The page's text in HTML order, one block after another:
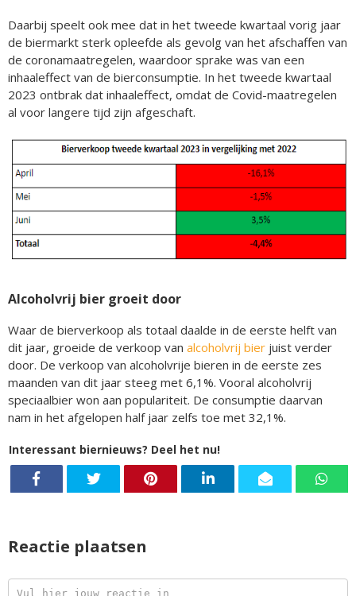
Daarbij speelt ook mee dat in het tweede kwartaal vorig jaar
de biermarkt sterk opleefde als gevolg van het afschaffen van
de coronamaatregelen, waardoor sprake was van een
inhaaleffect van de bierconsumptie. In het tweede kwartaal
2023 ontbrak dat inhaaleffect, omdat de Covid-maatregelen
al voor langere tijd zijn afgeschaft.
Alcoholvrij bier groeit door
Waar de bierverkoop als totaal daalde in de eerste helft van
dit jaar, groeide de verkoop van alcoholvrij bier juist verder
door. De verkoop van alcoholvrije bieren in de eerste zes
maanden van dit jaar steeg met 6,1%. Vooral alcoholvrij
speciaalbier won aan populariteit. De consumptie daarvan
nam in het afgelopen half jaar zelfs toe met 32,1%.
Interessant biernieuws? Deel het nu!
Reactie plaatsen